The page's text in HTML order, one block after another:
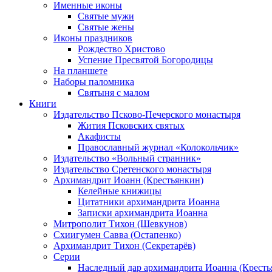
Именные иконы
Святые мужи
Святые жены
Иконы праздников
Рождество Христово
Успение Пресвятой Богородицы
На планшете
Наборы паломника
Святыня с малом
Книги
Издательство Псково-Печерского монастыря
Жития Псковских святых
Акафисты
Православный журнал «Колокольчик»
Издательство «Вольный странник»
Издательство Сретенского монастыря
Архимандрит Иоанн (Крестьянкин)
Келейные книжицы
Цитатники архимандрита Иоанна
Записки архимандрита Иоанна
Митрополит Тихон (Шевкунов)
Схиигумен Савва (Остапенко)
Архимандрит Тихон (Секретарёв)
Серии
Наследный дар архимандрита Иоанна